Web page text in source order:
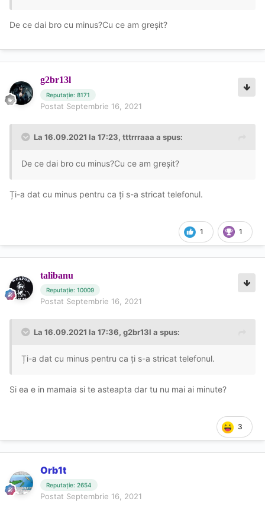
De ce dai bro cu minus?Cu ce am greșit?
g2br13l
Reputație: 8171
Postat Septembrie 16, 2021
La 16.09.2021 la 17:23, tttrrraaa a spus:
De ce dai bro cu minus?Cu ce am greșit?
Ți-a dat cu minus pentru ca ți s-a stricat telefonul.
1 1
talibanu
Reputație: 10009
Postat Septembrie 16, 2021
La 16.09.2021 la 17:36, g2br13l a spus:
Ți-a dat cu minus pentru ca ți s-a stricat telefonul.
Si ea e in mamaia si te asteapta dar tu nu mai ai minute?
3
Orb1t
Reputație: 2654
Postat Septembrie 16, 2021